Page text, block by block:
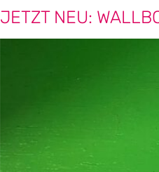
JETZT NEU: